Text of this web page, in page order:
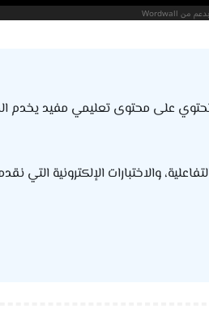
محتوى تعليمي مفيد يخدم
والاختبارات الإلكترونية التي